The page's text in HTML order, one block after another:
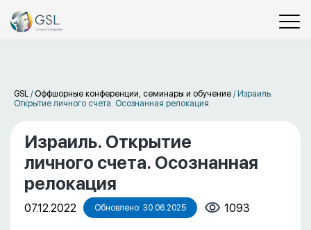
GSL / Оффшорные конференции, семинары и обучение / Израиль.
Открытие личного счета. Осознанная релокация
Израиль. Открытие
личного счета. Осознанная
релокация
07.12.2022 Обновлено: 30.06.2025 1093